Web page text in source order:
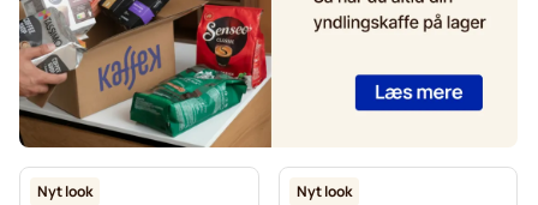
Nyt look Nyt look